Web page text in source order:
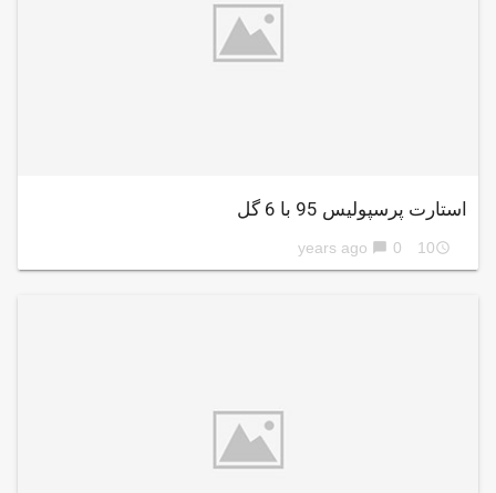
استارت پرسپولیس 95 با 6 گل
access_time
10 years ago
chat_bubble 0